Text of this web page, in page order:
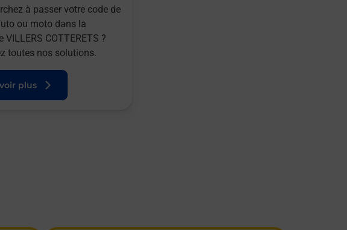
à passer votre code de
ou moto dans la
VILLERS COTTERETS ?
toutes nos solutions.
plus